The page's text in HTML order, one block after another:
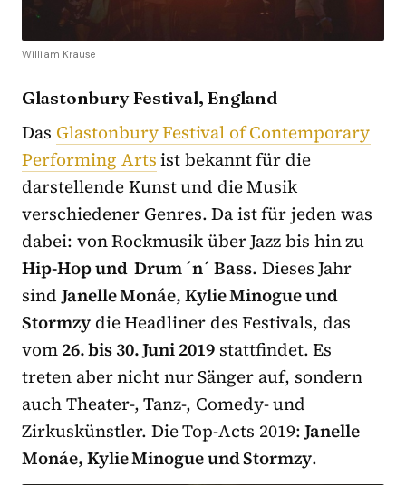
William Krause
Glastonbury Festival, England
Das Glastonbury Festival of Contemporary
Performing Artsist bekannt für die
darstellende Kunst und die Musik
verschiedener Genres. Da ist für jeden was
dabei: von Rockmusik über Jazz bis hin zu
Hip-Hop und Drum ´n´ Bass. Dieses Jahr
sindJanelle Monáe, Kylie Minogue und
Stormzy die Headliner des Festivals, das
vom26. bis 30. Juni 2019 stattfindet. Es
treten aber nicht nur Sänger auf, sondern
auch Theater-, Tanz-, Comedy- und
Zirkuskünstler. Die Top-Acts 2019:Janelle
Monáe, Kylie Minogue und Stormzy.